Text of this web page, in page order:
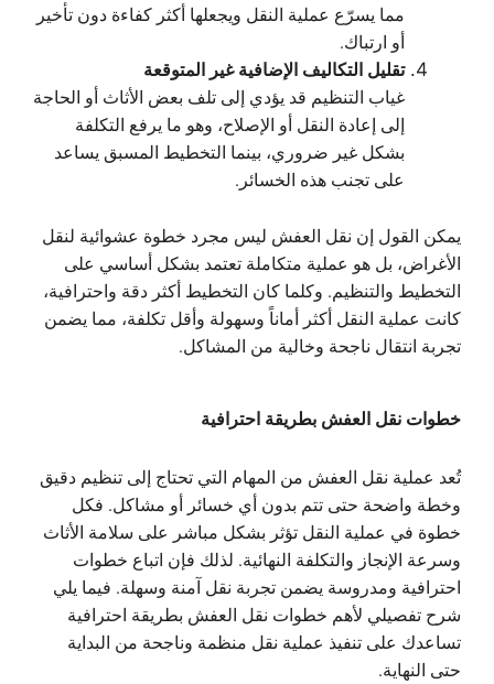
مما يسرّع عملية النقل ويجعلها أكثر كفاءة دون تأخير
أو ارتباك.
تقليل التكاليف الإضافية غير المتوقعة
غياب التنظيم قد يؤدي إلى تلف بعض الأثاث أو الحاجة
إلى إعادة النقل أو الإصلاح، وهو ما يرفع التكلفة
بشكل غير ضروري، بينما التخطيط المسبق يساعد
على تجنب هذه الخسائر.
يمكن القول إن نقل العفش ليس مجرد خطوة عشوائية لنقل
الأغراض، بل هو عملية متكاملة تعتمد بشكل أساسي على
التخطيط والتنظيم. وكلما كان التخطيط أكثر دقة واحترافية،
كانت عملية النقل أكثر أماناً وسهولة وأقل تكلفة، مما يضمن
تجربة انتقال ناجحة وخالية من المشاكل.
خطوات نقل العفش بطريقة احترافية
تُعد عملية نقل العفش من المهام التي تحتاج إلى تنظيم دقيق
وخطة واضحة حتى تتم بدون أي خسائر أو مشاكل. فكل
خطوة في عملية النقل تؤثر بشكل مباشر على سلامة الأثاث
وسرعة الإنجاز والتكلفة النهائية. لذلك فإن اتباع خطوات
احترافية ومدروسة يضمن تجربة نقل آمنة وسهلة. فيما يلي
شرح تفصيلي لأهم خطوات نقل العفش بطريقة احترافية
تساعدك على تنفيذ عملية نقل منظمة وناجحة من البداية
حتى النهاية.